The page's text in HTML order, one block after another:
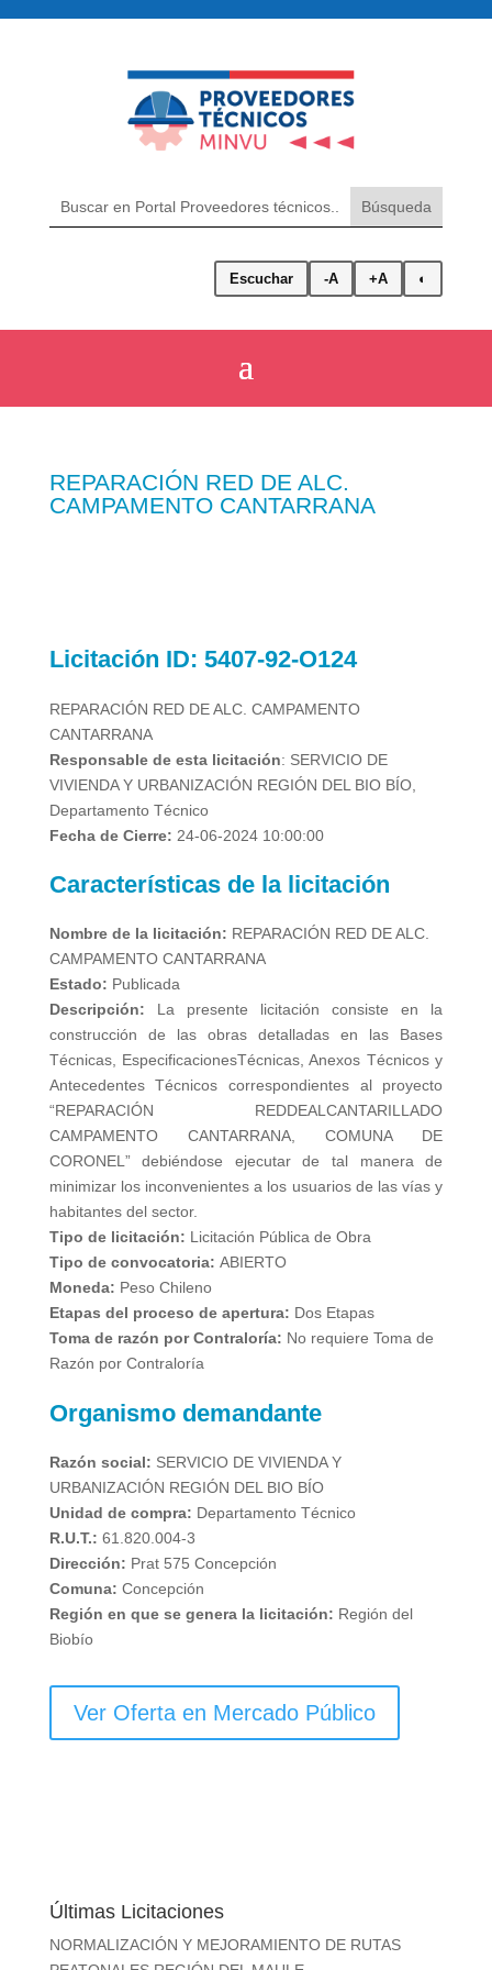
Escuchar -A +A ◐
REPARACIÓN RED DE ALC.
CAMPAMENTO CANTARRANA
Licitación ID: 5407-92-O124
REPARACIÓN RED DE ALC. CAMPAMENTO
CANTARRANA
Responsable de esta licitación: SERVICIO DE
VIVIENDA Y URBANIZACIÓN REGIÓN DEL BIO BÍO,
Departamento Técnico
Fecha de Cierre: 24-06-2024 10:00:00
Características de la licitación
Nombre de la licitación: REPARACIÓN RED DE ALC.
CAMPAMENTO CANTARRANA
Estado: Publicada
Descripción: La presente licitación consiste en la
construcción de las obras detalladas en las Bases
Técnicas, EspecificacionesTécnicas, Anexos Técnicos y
Antecedentes Técnicos correspondientes al proyecto
“REPARACIÓN REDDEALCANTARILLADO
CAMPAMENTO CANTARRANA, COMUNA DE
CORONEL” debiéndose ejecutar de tal manera de
minimizar los inconvenientes a los usuarios de las vías y
habitantes del sector.
Tipo de licitación: Licitación Pública de Obra
Tipo de convocatoria: ABIERTO
Moneda: Peso Chileno
Etapas del proceso de apertura: Dos Etapas
Toma de razón por Contraloría: No requiere Toma de
Razón por Contraloría
Organismo demandante
Razón social: SERVICIO DE VIVIENDA Y
URBANIZACIÓN REGIÓN DEL BIO BÍO
Unidad de compra: Departamento Técnico
R.U.T.: 61.820.004-3
Dirección: Prat 575 Concepción
Comuna: Concepción
Región en que se genera la licitación: Región del
Biobío
Ver Oferta en Mercado Público
Últimas Licitaciones
NORMALIZACIÓN Y MEJORAMIENTO DE RUTAS